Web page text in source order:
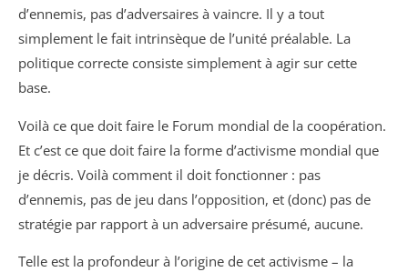
d’ennemis, pas d’adversaires à vaincre. Il y a tout
simplement le fait intrinsèque de l’unité préalable. La
politique correcte consiste simplement à agir sur cette
base.
Voilà ce que doit faire le Forum mondial de la coopération.
Et c’est ce que doit faire la forme d’activisme mondial que
je décris. Voilà comment il doit fonctionner : pas
d’ennemis, pas de jeu dans l’opposition, et (donc) pas de
stratégie par rapport à un adversaire présumé, aucune.
Telle est la profondeur à l’origine de cet activisme – la